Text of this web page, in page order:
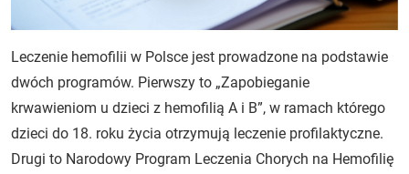
Leczenie hemofilii w Polsce jest prowadzone na podstawie
dwóch programów. Pierwszy to „Zapobieganie
krwawieniom u dzieci z hemofilią A i B”, w ramach którego
dzieci do 18. roku życia otrzymują leczenie profilaktyczne.
Drugi to Narodowy Program Leczenia Chorych na Hemofilię